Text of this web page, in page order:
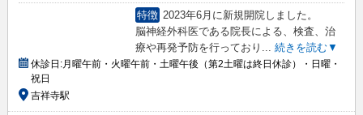
特徴 2023年6月に新規開院しました。
脳神経外科医である院長による、検査、治
療や再発予防を行っており
続きを読む▼
休診日:月曜午前・火曜午前・土曜午後（第2土曜は終日休診）・日曜・
祝日
吉祥寺駅